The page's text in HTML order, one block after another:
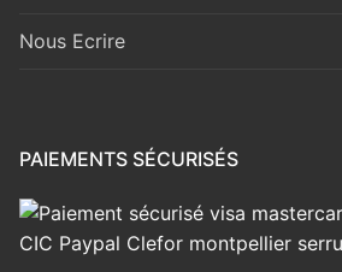
Nous Ecrire
PAIEMENTS SÉCURISÉS